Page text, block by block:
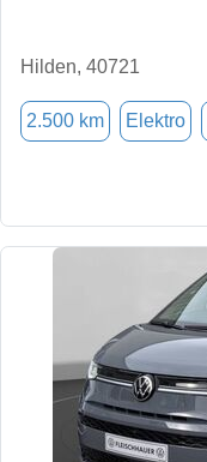
Hilden, 40721
2.500 km Elektro